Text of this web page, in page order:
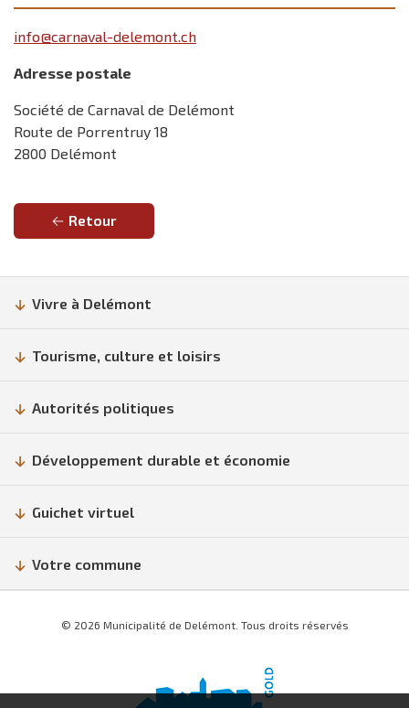
info@carnaval-delemont.ch
Adresse postale
Société de Carnaval de Delémont
Route de Porrentruy 18
2800 Delémont
Retour
Vivre à Delémont
Tourisme, culture et loisirs
Autorités politiques
Développement durable et économie
Guichet virtuel
Votre commune
© 2026 Municipalité de Delémont. Tous droits réservés